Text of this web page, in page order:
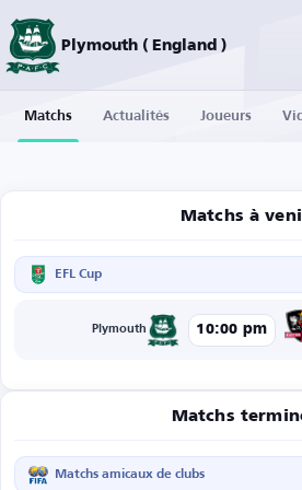
Plymouth ( England )
Matchs Actualités Joueurs
Matchs à
EFL Cup
Plymouth 10:00 pm
Matchs
Matchs amicaux de clubs